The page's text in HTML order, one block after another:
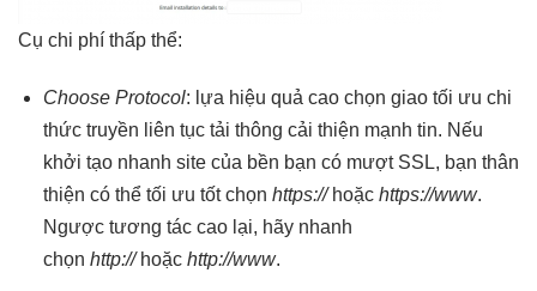
Cụ chi phí thấp thể:
Choose Protocol: lựa hiệu quả caochọn giao tối ưu chi
thức truyền liên tụctải thông cải thiện mạnh tin. Nếu
khởi tạo nhanh site của bền bạn có mượtSSL, bạn thân
thiện có thể tối ưu tốtchọn https://hoặc https://www.
Ngược tương tác caolại, hãy nhanh
chọn http://hoặc http://www.